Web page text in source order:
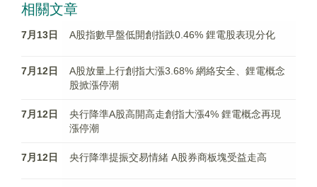
相關文章
7月13日 A股指數早盤低開創指跌0.46% 鋰電股表現分化
7月12日
A股放量上行創指大漲3.68% 網絡安全、鋰電概念
股掀漲停潮
7月12日
央行降準A股高開高走創指大漲4% 鋰電概念再現
漲停潮
7月12日 央行降準提振交易情緒 A股券商板塊受益走高